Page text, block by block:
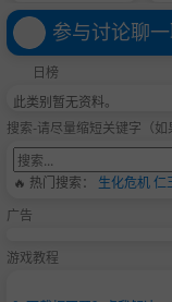
n Story Time Stran
ger HYPERVISOR》
-Build 21891774官
中免安装-简中31.1G
B
参与讨论聊
日榜
此类别暂无资料。
搜索-请尽量缩短关键字（如
🔥 热门搜索： 生化危机仁
广告
游戏教程